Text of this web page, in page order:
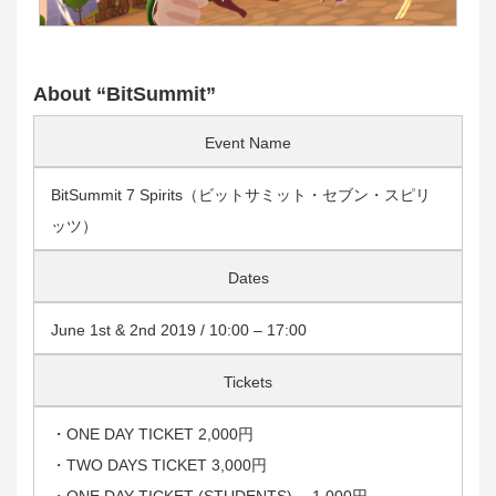
About “BitSummit”
Event Name
BitSummit 7 Spirits（ビットサミット・セブン・スピリ
ッツ）
Dates
June 1st & 2nd 2019 / 10:00 – 17:00
Tickets
・ONE DAY TICKET 2,000円
・TWO DAYS TICKET 3,000円